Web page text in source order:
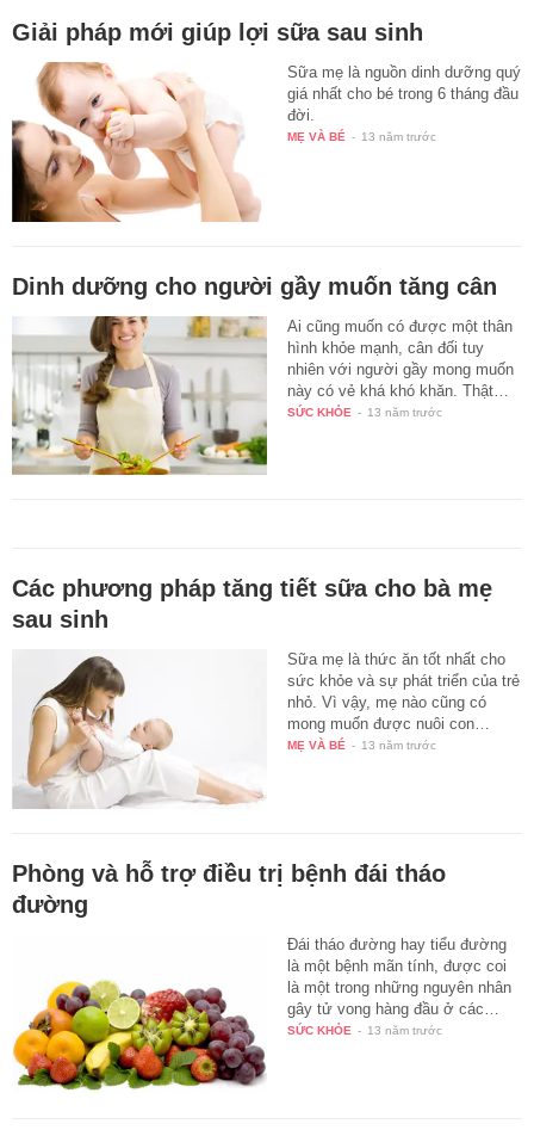
Giải pháp mới giúp lợi sữa sau sinh
Sữa mẹ là nguồn dinh dưỡng quý
giá nhất cho bé trong 6 tháng đầu
đời.
MẸ VÀ BÉ - 13 năm trước
Dinh dưỡng cho người gầy muốn tăng cân
Ai cũng muốn có được một thân
hình khỏe mạnh, cân đối tuy
nhiên với người gầy mong muốn
này có vẻ khá khó khăn. Thật…
SỨC KHỎE - 13 năm trước
Các phương pháp tăng tiết sữa cho bà mẹ
sau sinh
Sữa mẹ là thức ăn tốt nhất cho
sức khỏe và sự phát triển của trẻ
nhỏ. Vì vậy, mẹ nào cũng có
mong muốn được nuôi con…
MẸ VÀ BÉ - 13 năm trước
Phòng và hỗ trợ điều trị bệnh đái tháo
đường
Đái tháo đường hay tiểu đường
là một bệnh mãn tính, được coi
là một trong những nguyên nhân
gây tử vong hàng đầu ở các…
SỨC KHỎE - 13 năm trước